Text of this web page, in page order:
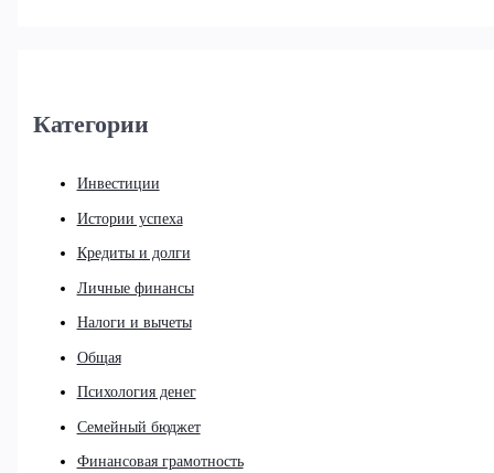
Категории
Инвестиции
Истории успеха
Кредиты и долги
Личные финансы
Налоги и вычеты
Общая
Психология денег
Семейный бюджет
Финансовая грамотность